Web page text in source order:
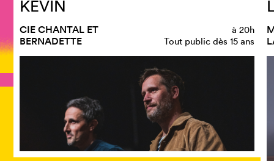
KEVIN
CIE CHANTAL ET
BERNADETTE
à 20h
Tout public dès 15 ans